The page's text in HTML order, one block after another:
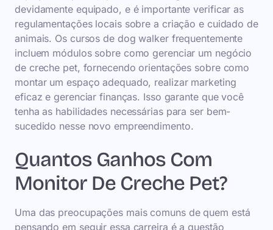
devidamente equipado, e é importante verificar as
regulamentações locais sobre a criação e cuidado de
animais. Os cursos de dog walker frequentemente
incluem módulos sobre como gerenciar um negócio
de creche pet, fornecendo orientações sobre como
montar um espaço adequado, realizar marketing
eficaz e gerenciar finanças. Isso garante que você
tenha as habilidades necessárias para ser bem-
sucedido nesse novo empreendimento.
Quantos Ganhos Com
Monitor De Creche Pet?
Uma das preocupações mais comuns de quem está
pensando em seguir essa carreira é a questão